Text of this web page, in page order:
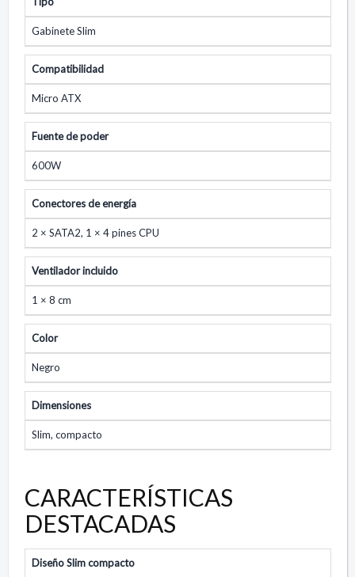
Gabinete Slim
Compatibilidad
Micro ATX
Fuente de poder
600W
Conectores de energía
2 × SATA2, 1 × 4 pines CPU
Ventilador incluido
1 × 8 cm
Color
Negro
Dimensiones
Slim, compacto
CARACTERÍSTICAS
DESTACADAS
Diseño Slim compacto